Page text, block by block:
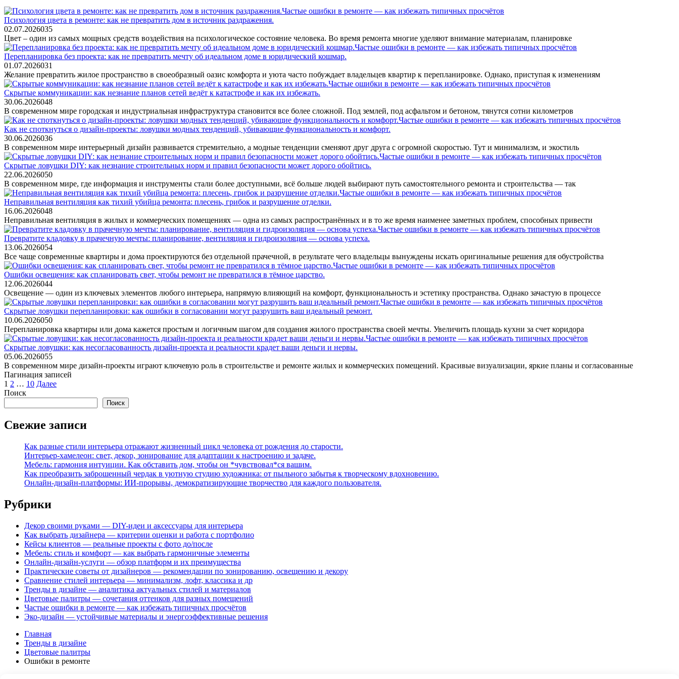
Частые ошибки в ремонте — как избежать типичных просчётов
Психология цвета в ремонте: как не превратить дом в источник раздражения.
02.07.2026035
Цвет – один из самых мощных средств воздействия на психологическое состояние человека. Во время ремонта многие уделяют внимание материалам, планировке
Частые ошибки в ремонте — как избежать типичных просчётов
Перепланировка без проекта: как не превратить мечту об идеальном доме в юридический кошмар.
01.07.2026031
Желание превратить жилое пространство в своеобразный оазис комфорта и уюта часто побуждает владельцев квартир к перепланировке. Однако, приступая к изменениям
Частые ошибки в ремонте — как избежать типичных просчётов
Скрытые коммуникации: как незнание планов сетей ведёт к катастрофе и как их избежать.
30.06.2026048
В современном мире городская и индустриальная инфраструктура становится все более сложной. Под землей, под асфальтом и бетоном, тянутся сотни километров
Частые ошибки в ремонте — как избежать типичных просчётов
Как не споткнуться о дизайн-проекты: ловушки модных тенденций, убивающие функциональность и комфорт.
30.06.2026036
В современном мире интерьерный дизайн развивается стремительно, а модные тенденции сменяют друг друга с огромной скоростью. Тут и минимализм, и экостиль
Частые ошибки в ремонте — как избежать типичных просчётов
Скрытые ловушки DIY: как незнание строительных норм и правил безопасности может дорого обойтись.
22.06.2026050
В современном мире, где информация и инструменты стали более доступными, всё больше людей выбирают путь самостоятельного ремонта и строительства — так
Частые ошибки в ремонте — как избежать типичных просчётов
Неправильная вентиляция как тихий убийца ремонта: плесень, грибок и разрушение отделки.
16.06.2026048
Неправильная вентиляция в жилых и коммерческих помещениях — одна из самых распространённых и в то же время наименее заметных проблем, способных привести
Частые ошибки в ремонте — как избежать типичных просчётов
Превратите кладовку в прачечную мечты: планирование, вентиляция и гидроизоляция — основа успеха.
13.06.2026054
Все чаще современные квартиры и дома проектируются без отдельной прачечной, в результате чего владельцы вынуждены искать оригинальные решения для обустройства
Частые ошибки в ремонте — как избежать типичных просчётов
Ошибки освещения: как спланировать свет, чтобы ремонт не превратился в тёмное царство.
12.06.2026044
Освещение — один из ключевых элементов любого интерьера, напрямую влияющий на комфорт, функциональность и эстетику пространства. Однако зачастую в процессе
Частые ошибки в ремонте — как избежать типичных просчётов
Скрытые ловушки перепланировки: как ошибки в согласовании могут разрушить ваш идеальный ремонт.
10.06.2026050
Перепланировка квартиры или дома кажется простым и логичным шагом для создания жилого пространства своей мечты. Увеличить площадь кухни за счет коридора
Частые ошибки в ремонте — как избежать типичных просчётов
Скрытые ловушки: как несогласованность дизайн-проекта и реальности крадет ваши деньги и нервы.
05.06.2026055
В современном мире дизайн-проекты играют ключевую роль в строительстве и ремонте жилых и коммерческих помещений. Красивые визуализации, яркие планы и согласованные
Пагинация записей
1 2 … 10 Далее
Поиск
Поиск
Свежие записи
Как разные стили интерьера отражают жизненный цикл человека от рождения до старости.
Интерьер-хамелеон: свет, декор, зонирование для адаптации к настроению и задаче.
Мебель: гармония интуиции. Как обставить дом, чтобы он *чувствовал*ся вашим.
Как преобразить заброшенный чердак в уютную студию художника: от пыльного забытья к творческому вдохновению.
Онлайн-дизайн-платформы: ИИ-прорывы, демократизирующие творчество для каждого пользователя.
Рубрики
Декор своими руками — DIY-идеи и аксессуары для интерьера
Как выбрать дизайнера — критерии оценки и работа с портфолио
Кейсы клиентов — реальные проекты с фото до/после
Мебель: стиль и комфорт — как выбрать гармоничные элементы
Онлайн-дизайн-услуги — обзор платформ и их преимущества
Практические советы от дизайнеров — рекомендации по зонированию, освещению и декору
Сравнение стилей интерьера — минимализм, лофт, классика и др
Тренды в дизайне — аналитика актуальных стилей и материалов
Цветовые палитры — сочетания оттенков для разных помещений
Частые ошибки в ремонте — как избежать типичных просчётов
Эко-дизайн — устойчивые материалы и энергоэффективные решения
Главная
Тренды в дизайне
Цветовые палитры
Ошибки в ремонте